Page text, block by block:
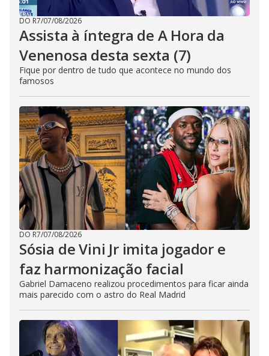
DO R7/07/08/2026
Assista à íntegra de A Hora da
Venenosa desta sexta (7)
Fique por dentro de tudo que acontece no mundo dos
famosos
DO R7/07/08/2026
Sósia de Vini Jr imita jogador e
faz harmonização facial
Gabriel Damaceno realizou procedimentos para ficar ainda
mais parecido com o astro do Real Madrid